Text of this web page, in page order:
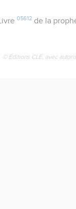
05612de la
© Éditions CLÉ, avec